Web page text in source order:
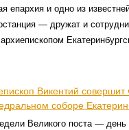
епархия и одно из
— дружат и
Викентий
соборе
Великого поста —